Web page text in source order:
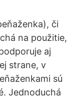
či
na použitie,
aj
strane, v
sú
Jednoduchá